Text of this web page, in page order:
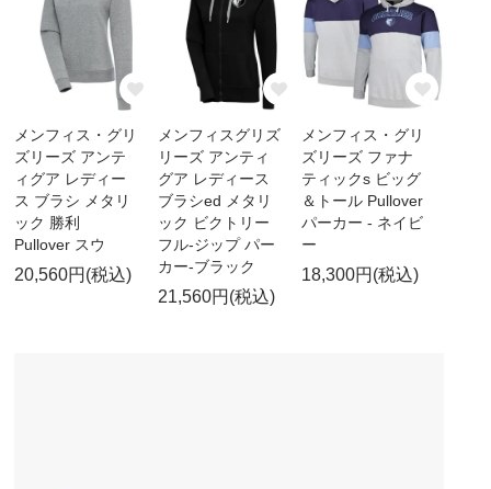
メンフィス・グリ
ズリーズ アンテ
ィグア レディー
ス ブラシ メタリ
ック 勝利
Pullover スウ
20,560円(税込)
メンフィスグリズ
リーズ アンティ
グア レディース
ブラシed メタリ
ック ビクトリー
フル-ジップ パー
カー-ブラック
21,560円(税込)
メンフィス・グリ
ズリーズ ファナ
ティックs ビッグ
＆トール Pullover
パーカー - ネイビ
ー
18,300円(税込)